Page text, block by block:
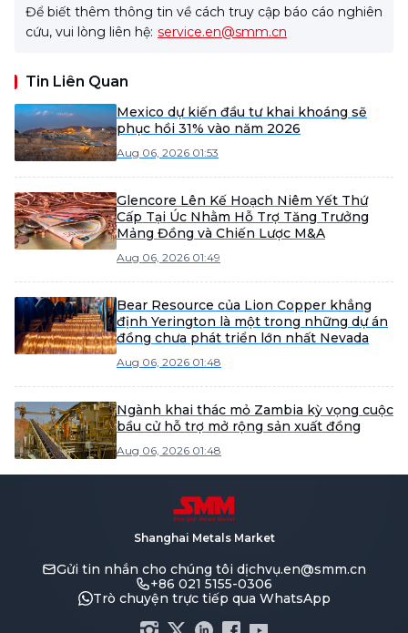
Để biết thêm thông tin về cách truy cập báo cáo nghiên
cứu, vui lòng liên hệ: service.en@smm.cn
Tin Liên Quan
Mexico dự kiến đầu tư khai khoáng sẽ
phục hồi 31% vào năm 2026
Aug 06, 2026 01:53
Glencore Lên Kế Hoạch Niêm Yết Thứ
Cấp Tại Úc Nhằm Hỗ Trợ Tăng Trưởng
Mảng Đồng và Chiến Lược M&A
Aug 06, 2026 01:49
Bear Resource của Lion Copper khẳng
định Yerington là một trong những dự án
đồng chưa phát triển lớn nhất Nevada
Aug 06, 2026 01:48
Ngành khai thác mỏ Zambia kỳ vọng cuộc
bầu cử hỗ trợ mở rộng sản xuất đồng
Aug 06, 2026 01:48
Shanghai Metals Market
Gửi tin nhắn cho chúng tôi dịchvụ.en@smm.cn
+86 021 5155-0306
Trò chuyện trực tiếp qua WhatsApp